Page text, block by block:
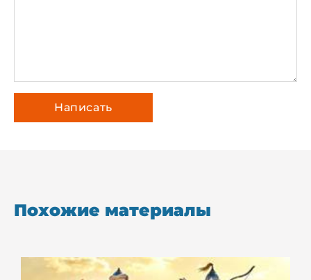
Похожие материалы